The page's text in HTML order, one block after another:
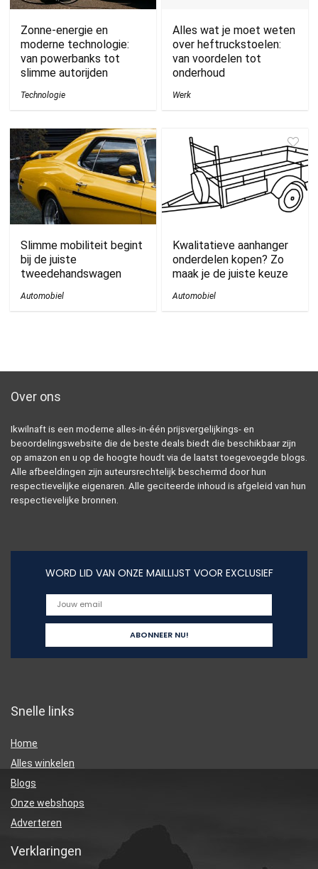
Zonne-energie en
moderne technologie:
van powerbanks tot
slimme autorijden
Technologie
Alles wat je moet weten
over heftruckstoelen:
van voordelen tot
onderhoud
Werk
Slimme mobiliteit begint
bij de juiste
tweedehandswagen
Automobiel
Kwalitatieve aanhanger
onderdelen kopen? Zo
maak je de juiste keuze
Automobiel
Over ons
Ikwilnaft is een moderne alles-in-één prijsvergelijkings- en
beoordelingswebsite die de beste deals biedt die beschikbaar zijn
op amazon en u op de hoogte houdt via de laatst toegevoegde blogs.
Alle afbeeldingen zijn auteursrechtelijk beschermd door hun
respectievelijke eigenaren. Alle geciteerde inhoud is afgeleid van hun
respectievelijke bronnen.
WORD LID VAN ONZE MAILLIJST VOOR EXCLUSIEF
Snelle links
Home
Alles winkelen
Blogs
Onze webshops
Adverteren
Verklaringen